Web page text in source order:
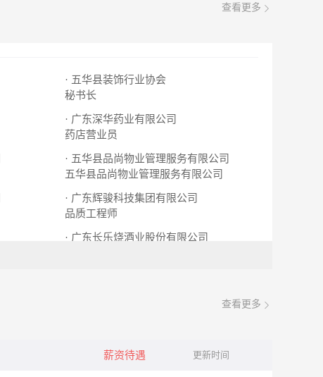
查看更多
· 五华县装饰行业协会
秘书长
· 广东深华药业有限公司
药店营业员
· 五华县品尚物业管理服务有限公司
五华县品尚物业管理服务有限公司
· 广东辉骏科技集团有限公司
品质工程师
· 广东长乐烧酒业股份有限公司
查看更多
薪资待遇 更新时间